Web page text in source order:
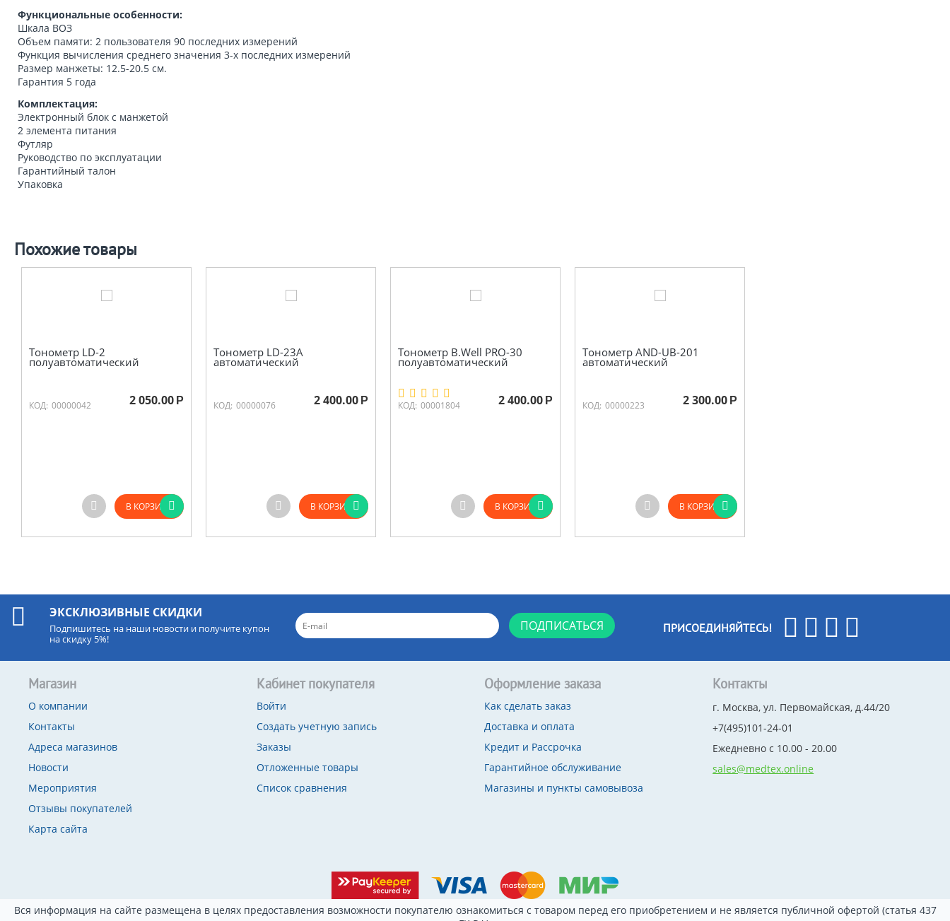
Функциональные особенности:
Шкала ВОЗ
Объем памяти: 2 пользователя 90 последних измерений
Функция вычисления среднего значения 3-х последних измерений
Размер манжеты: 12.5-20.5 см.
Гарантия 5 года
Комплектация:
Электронный блок c манжетой
2 элемента питания
Футляр
Руководство по эксплуатации
Гарантийный талон
Упаковка
Похожие товары
Тонометр LD-2
полуавтоматический
КОД: 00000042 2 050.00 Р
В КОРЗИНУ
Тонометр LD-23A
автоматический
КОД: 00000076 2 400.00 Р
В КОРЗИНУ
Тонометр B.Well PRO-30
полуавтоматический
КОД: 00001804 2 400.00 Р
В КОРЗИНУ
Тонометр AND-UB-201
автоматический
КОД: 00000223 2 300.00 Р
В КОРЗИНУ
ЭКСКЛЮЗИВНЫЕ СКИДКИ
Подпишитесь на наши новости и получите купон
на скидку 5%!
ПОДПИСАТЬСЯ ПРИСОЕДИНЯЙТЕСЬ!
Магазин
О компании
Контакты
Адреса магазинов
Новости
Мероприятия
Отзывы покупателей
Карта сайта
Кабинет покупателя
Войти
Создать учетную запись
Заказы
Отложенные товары
Список сравнения
Оформление заказа
Как сделать заказ
Доставка и оплата
Кредит и Рассрочка
Гарантийное обслуживание
Магазины и пункты самовывоза
Контакты
г. Москва, ул. Первомайская, д.44/20
+7(495)101-24-01
Ежедневно с 10.00 - 20.00
sales@medtex.online
Вся информация на сайте размещена в целях предоставления возможности покупателю ознакомиться с товаром перед его приобретением и не является публичной офертой (статья 437